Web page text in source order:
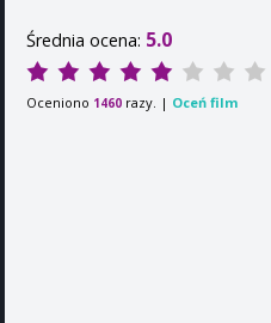
Średnia ocena: 5.0
Oceniono 1460 razy. | Oceń film